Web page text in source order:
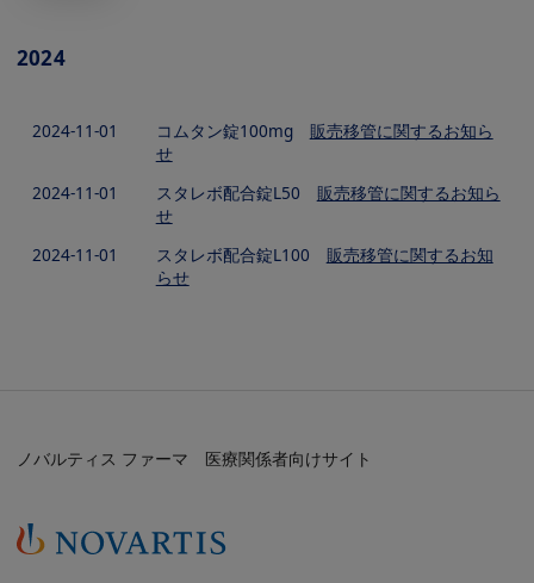
2024
2024-11-01 コムタン錠100mg 販売移管に関するお知ら
せ
2024-11-01
スタレボ配合錠L50 販売移管に関するお知ら
せ
2024-11-01
スタレボ配合錠L100 販売移管に関するお知
らせ
ノバルティス ファーマ 医療関係者向けサイト